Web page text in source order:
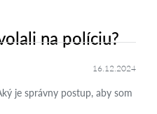
na políciu?
16.12.2024
je správny postup, aby som